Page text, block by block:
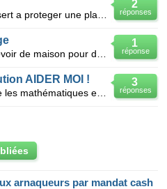
2
réponses
1
réponse
3
réponses
AIDER MOI !
arnaqueurs par mandat cash